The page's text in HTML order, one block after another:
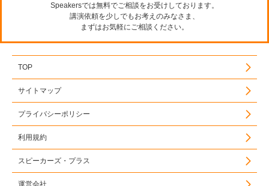
Speakersでは無料でご相談をお受けしております。
講演依頼を少しでもお考えのみなさま、
まずはお気軽にご相談ください。
TOP
サイトマップ
プライバシーポリシー
利用規約
スピーカーズ・プラス
運営会社